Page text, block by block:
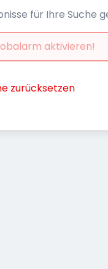
für Ihre Suche
aktivieren!
zurücksetzen